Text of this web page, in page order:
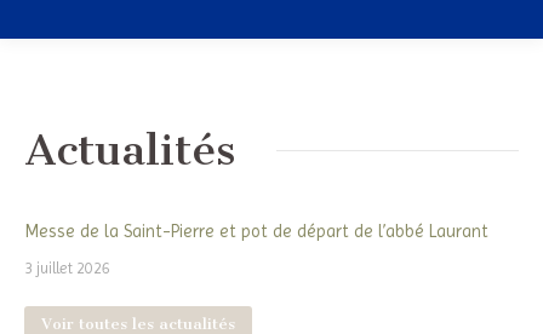
Actualités
Messe de la Saint-Pierre et pot de départ de l’abbé Laurant
3 juillet 2026
Voir toutes les actualités